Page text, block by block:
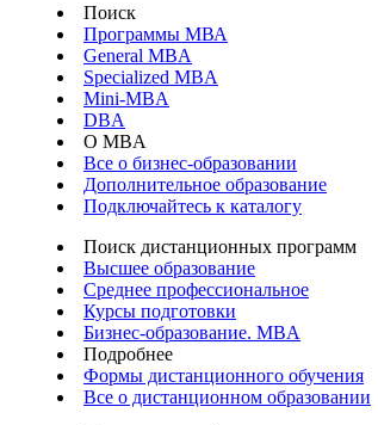
Поиск
Программы МВА
General MBA
Specialized MBA
Mini-MBA
DBA
О MBA
Все о бизнес-образовании
Дополнительное образование
Подключайтесь к каталогу
Поиск дистанционных программ
Высшее образование
Среднее профессиональное
Курсы подготовки
Бизнес-образование. MBA
Подробнее
Формы дистанционного обучения
Все о дистанционном образовании